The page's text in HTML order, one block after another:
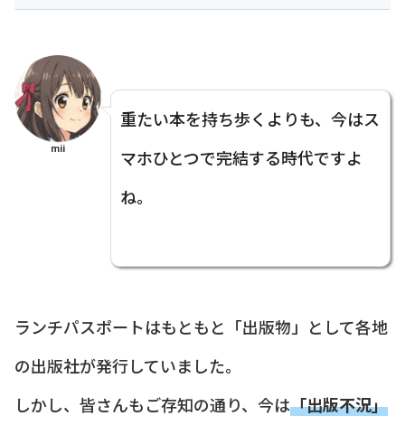
mii
重たい本を持ち歩くよりも、今はス
マホひとつで完結する時代ですよ
ね。
ランチパスポートはもともと「出版物」として各地
の出版社が発行していました。
しかし、皆さんもご存知の通り、今は「出版不況」